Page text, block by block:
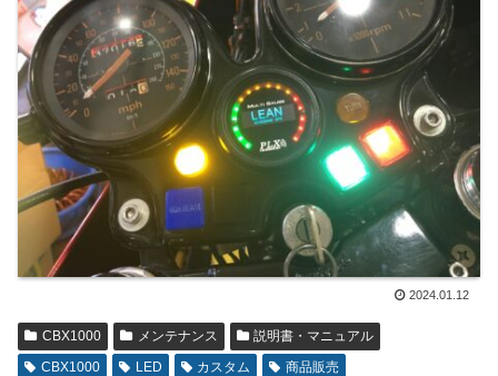
2024.01.12
CBX1000 メンテナンス
説明書・マニュアル
CBX1000
LED カスタム 商品販売